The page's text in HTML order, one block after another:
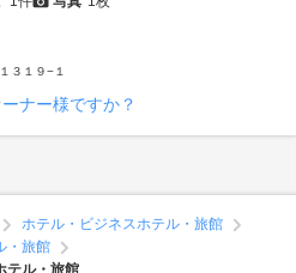
３１９−１
ナー様ですか？
ホテル・ビジネスホテル・旅館
・旅館
テル・旅館